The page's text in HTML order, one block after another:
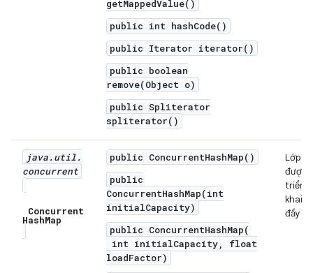
getMappedValue()
public int hashCode()
public Iterator iterator()
public boolean
remove(Object o)
public Spliterator
spliterator()
java.util.
concurrent
Concurrent
HashMap
public ConcurrentHashMap()
public
ConcurrentHashMap(int
initialCapacity)
public ConcurrentHashMap(
int initialCapacity, float
loadFactor)
Lớp
được
triển
khai
đầy